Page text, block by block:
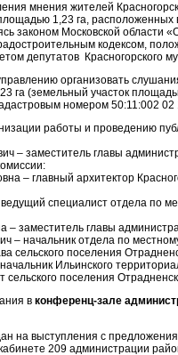
мнения жителей
1,23 га,
законом Московской области
кодексом,
депутатов Красногорского
организовать
га (земельный участок
номером 50:11:002
работы и проведению
– заместитель главы
– главный архитектор
специалист отдела по
– заместитель главы
– начальник отдела по
сельского поселения
Ильинского
сельского поселения
в конференц-зале
на выступления с
209 администрации